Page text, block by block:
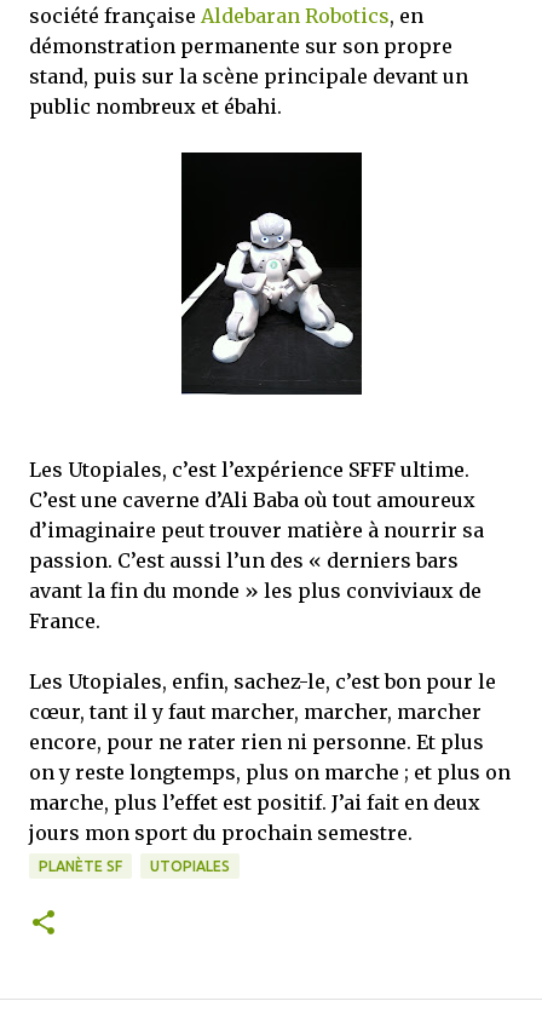
société française Aldebaran Robotics, en
démonstration permanente sur son propre
stand, puis sur la scène principale devant un
public nombreux et ébahi.
Les Utopiales, c’est l’expérience SFFF ultime.
C’est une caverne d’Ali Baba où tout amoureux
d’imaginaire peut trouver matière à nourrir sa
passion. C’est aussi l’un des « derniers bars
avant la fin du monde » les plus conviviaux de
France.
Les Utopiales, enfin, sachez-le, c’est bon pour le
cœur, tant il y faut marcher, marcher, marcher
encore, pour ne rater rien ni personne. Et plus
on y reste longtemps, plus on marche ; et plus on
marche, plus l’effet est positif. J’ai fait en deux
jours mon sport du prochain semestre.
PLANÈTE SF UTOPIALES